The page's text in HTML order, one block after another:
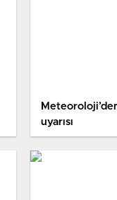
uyarısı